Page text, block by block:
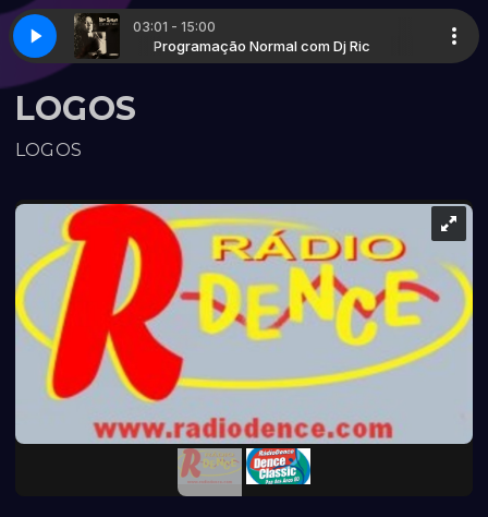
03:01 - 15:00
Dj Ric Programação Normal com Dj Ric
NEW GENERATION)LIMITLESS, DEL-FI - THIS IS WHAT IT
LOGOS
LOGOS